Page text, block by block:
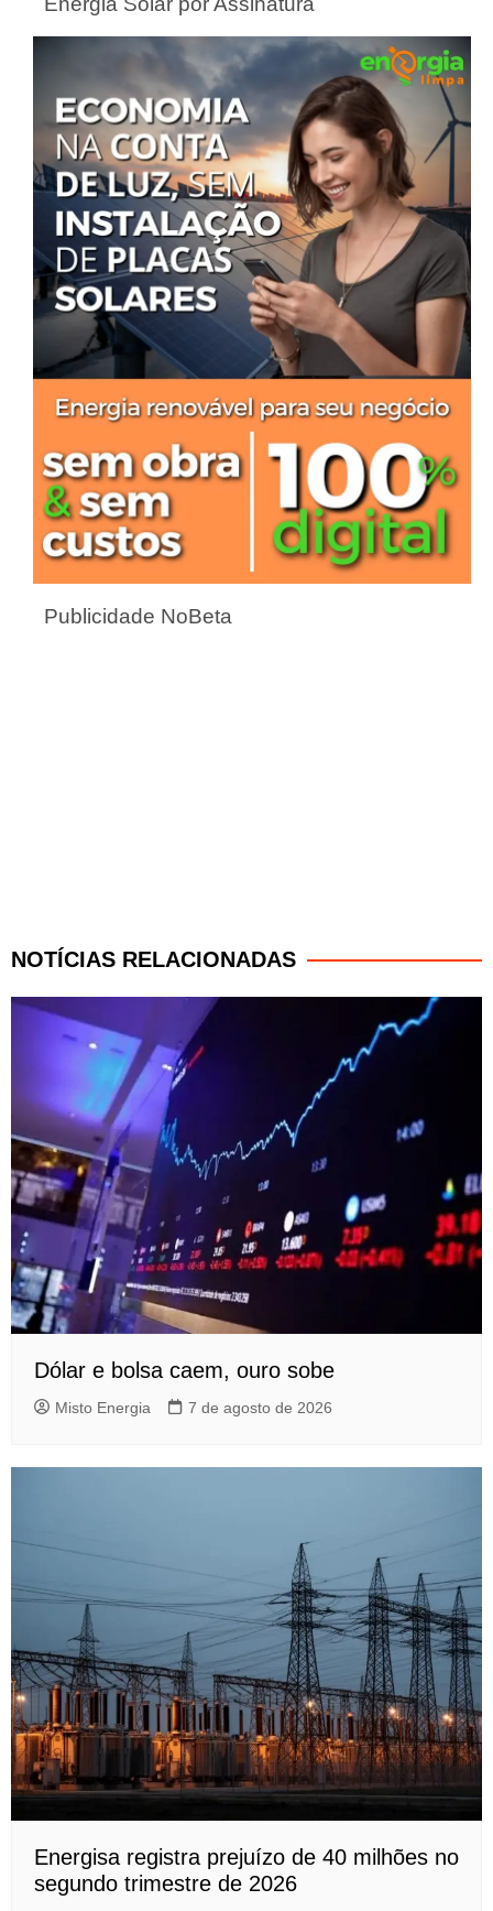
Publicidade NoBeta
NOTÍCIAS RELACIONADAS
Dólar e bolsa caem, ouro sobe
Misto Energia 7 de agosto de 2026
Energisa registra prejuízo de 40 milhões no
segundo trimestre de 2026